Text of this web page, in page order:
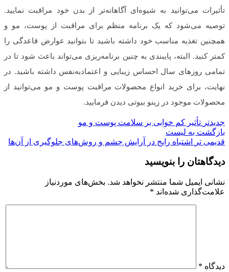
تأثیرات می‌توانید به شیوه‌ای آگاهانه‌تر از بدن خود مراقبت نمایید.
توصیه می‌شود که یک برنامه منظم برای مراقبت از پوست، مو و
همچنین تغذیه مناسب خود داشته باشید تا بتوانید عوارض قاعدگی را
کمتر کنید. البته، پایبندی به چنین برنامه‌ریزی می‌تواند باعث شود تا در
تمامی روزهای سال احساس زیبایی و اعتمادبه‌نفس داشته باشید. در
نهایت، برای خرید انواع محصولات مراقبت پوست و مو می‌توانید از
محصولات موجود در زینو بیوتی دیدن فرمایید.
جدیدتر تأثیر کم خوابی بر سلامت پوست و مو
بازگشت به لیست
قدیمی تر
اشتباه رایج در آرایش چشم و روش‌های جلوگیری از آن‌ها
دیدگاهتان را بنویسید
نشانی ایمیل شما منتشر نخواهد شد. بخش‌های موردنیاز
علامت‌گذاری شده‌اند *
دیدگاه *